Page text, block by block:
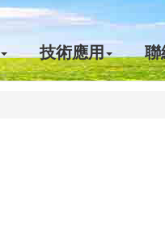
技術應用 聯